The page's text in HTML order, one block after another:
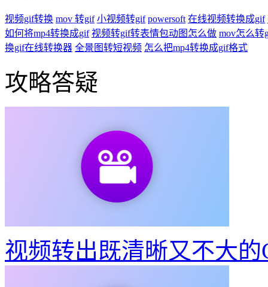
视频gif转换 mov 转gif 小视频转gif powersoft 在线视频转换成gif
如何将mp4转换成gif 视频转gif转表情包动图怎么做 mov怎么转
换gif在线转换器 全景图转短视频 怎么把mp4转换成gif格式
攻略答疑
视频转出既清晰又不大的